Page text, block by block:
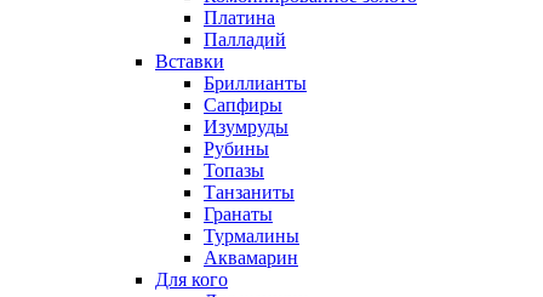
Платина
Палладий
Вставки
Бриллианты
Сапфиры
Изумруды
Рубины
Топазы
Танзаниты
Гранаты
Турмалины
Аквамарин
Для кого